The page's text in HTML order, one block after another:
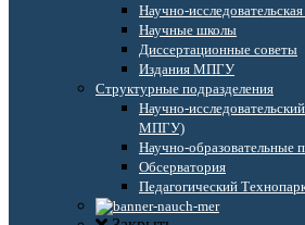
Научно-
Научные школы
Диссертационные советы
Издания МПГУ
Структурные подразделения
Научно-
МПГУ)
Научно-образовательные
Обсерватория
Педагогический